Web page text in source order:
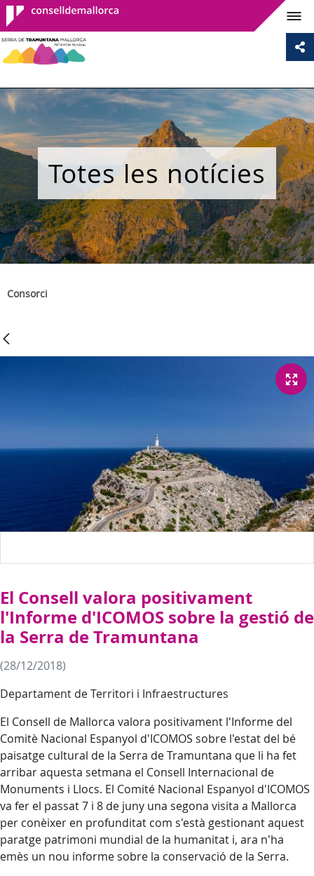
Consell de
Mallorca
Totes les notícies
Consorci
El Consell valora positivament
l'Informe d'ICOMOS sobre la gestió de
la Serra de Tramuntana
(28/12/2018)
Departament de Territori i Infraestructures
El Consell de Mallorca valora positivament l'Informe del
Comitè Nacional Espanyol d'ICOMOS sobre l'estat del bé
paisatge cultural de la Serra de Tramuntana que li ha fet
arribar aquesta setmana el Consell Internacional de
Monuments i Llocs. El Comité Nacional Espanyol d'ICOMOS
va fer el passat 7 i 8 de juny una segona visita a Mallorca
per conèixer en profunditat com s'està gestionant aquest
paratge patrimoni mundial de la humanitat i, ara n'ha
emès un nou informe sobre la conservació de la Serra.